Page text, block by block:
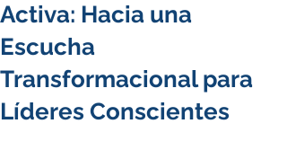
Activa: Hacia una
Escucha
Transformacional para
Líderes Conscientes